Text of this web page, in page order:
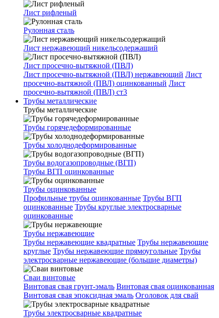
Лист рифленый
Рулонная сталь
Лист нержавеющий никельсодержащий
Лист просечно-вытяжной (ПВЛ)
Лист просечно-вытяжной (ПВЛ) нержавеющий Лист
просечно-вытяжной (ПВЛ) оцинкованный Лист
просечно-вытяжной (ПВЛ) ст3
Трубы металлические
Трубы металлические
Трубы горячедеформированные
Трубы холоднодеформированные
Трубы водогазопроводные (ВГП)
Трубы ВГП оцинкованные
Трубы оцинкованные
Профильные трубы оцинкованные Трубы ВГП
оцинкованные Трубы круглые электросварные
оцинкованные
Трубы нержавеющие
Трубы нержавеющие квадратные Трубы нержавеющие
круглые Трубы нержавеющие прямоугольные Трубы
электросварные нержавеющие (большие диаметры)
Сваи винтовые
Винтовая свая грунт-эмаль Винтовая свая оцинкованная
Винтовая свая эпоксидная эмаль Оголовок для свай
Трубы электросварные квадратные